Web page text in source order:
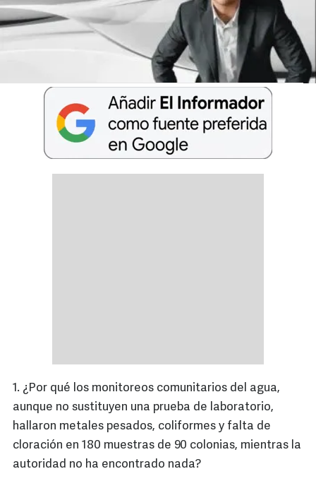
1. ¿Por qué los monitoreos comunitarios del agua,
aunque no sustituyen una prueba de laboratorio,
hallaron metales pesados, coliformes y falta de
cloración en 180 muestras de 90 colonias, mientras la
autoridad no ha encontrado nada?